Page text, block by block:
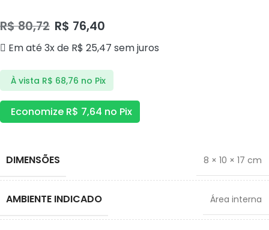
R$80,72 R$ 76,40
Em até 3x de R$ 25,47 sem juros
À vista R$ 68,76 no Pix
Economize R$ 7,64 no Pix
DIMENSÕES 8 × 10 × 17 cm
AMBIENTE INDICADO Área interna